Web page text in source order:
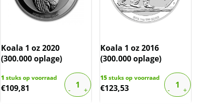
Koala 1 oz 2020
(300.000 oplage)
1 stuks op voorraad
€109,81
Koala 1 oz 2016
(300.000 oplage)
15stuks op voorraad
€123,53